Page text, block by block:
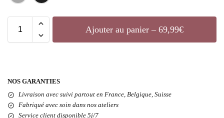
Ajouter au panier – 69,99€
NOS GARANTIES
Livraison avec suivi partout en France, Belgique, Suisse
Fabriqué avec soin dans nos ateliers
Service client disponible 5j/7